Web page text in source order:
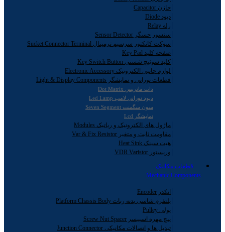
خازن Capacitor
دیود Diode
رله Relay
سنسور حسگر Sensor Detector
سوکت کانکتور سرسیم ترمینال Sucket Connector Terminal
صفحه کلید Key Pad
کلید سوئیچ شستی Key Switch Button
لوازم جانبی الکترونیک Electronic Accessory
قطعات نورانی و نمایشگر Light & Display Components
دات ماتریس Dot Matrix
دیود نورانی لامپ Led Lamp
سون سگمنت Seven Segment
نمایشگر Lcd
ماژول های الکترونیک و رباتیک Modules
مقاومت ثابت و متغیر Var & Fix Resistor
هیت سینک Heat Sink
وریستور VDR Varistor
قطعات مکانیک
Mechanic Components
انکدر Encoder
پلتفرم شاسی بدنه ربات Platform Chassis Body
پولی Pulley
پیچ مهره اسپیسر Screw Nut Spacer
تبدیل ها و اتصالات مکانیکی Junction Connector